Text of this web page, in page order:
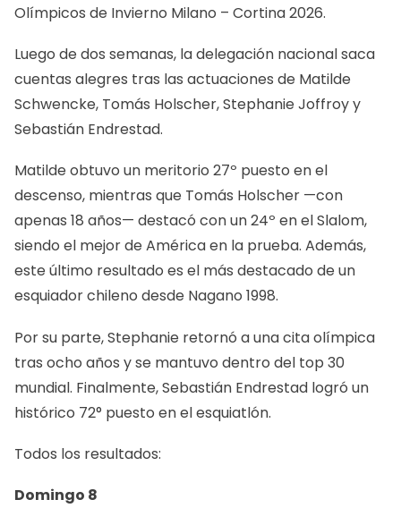
Olímpicos de Invierno Milano – Cortina 2026.
Luego de dos semanas, la delegación nacional saca
cuentas alegres tras las actuaciones de Matilde
Schwencke, Tomás Holscher, Stephanie Joffroy y
Sebastián Endrestad.
Matilde obtuvo un meritorio 27º puesto en el
descenso, mientras que Tomás Holscher —con
apenas 18 años— destacó con un 24º en el Slalom,
siendo el mejor de América en la prueba. Además,
este último resultado es el más destacado de un
esquiador chileno desde Nagano 1998.
Por su parte, Stephanie retornó a una cita olímpica
tras ocho años y se mantuvo dentro del top 30
mundial. Finalmente, Sebastián Endrestad logró un
histórico 72° puesto en el esquiatlón.
Todos los resultados:
Domingo 8